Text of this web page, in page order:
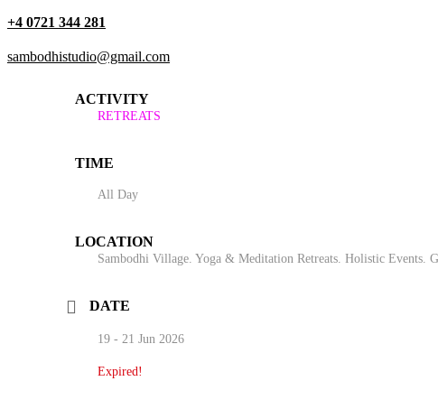
+4 0721 344 281
sambodhistudio@gmail.com
ACTIVITY
RETREATS
TIME
All Day
LOCATION
Sambodhi Village. Yoga & Meditation Retreats. Holistic Events.
DATE
19 - 21 Jun 2026
Expired!